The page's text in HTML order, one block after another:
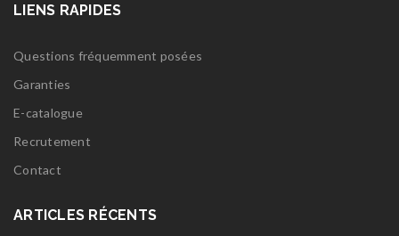
LIENS RAPIDES
Questions fréquemment posées
Garanties
E-catalogue
Recrutement
Contact
ARTICLES RÉCENTS